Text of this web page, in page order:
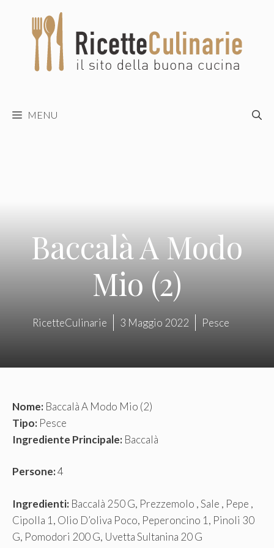
contenuto
MENU
Baccalà A Modo
Mio (2)
RicetteCulinarie 3 Maggio 2022 Pesce
Nome: Baccalà A Modo Mio (2)
Tipo: Pesce
Ingrediente Principale: Baccalà
Persone:4
Ingredienti: Baccalà 250 G, Prezzemolo , Sale , Pepe ,
Cipolla 1, Olio D’oliva Poco, Peperoncino 1, Pinoli 30
G, Pomodori 200 G, Uvetta Sultanina 20 G